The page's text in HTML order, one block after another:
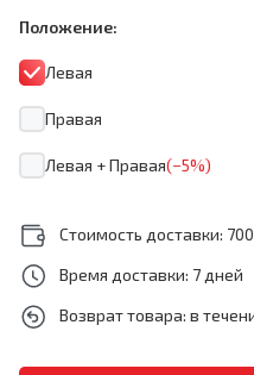
Положение:
Левая
Правая
Левая + Правая(−5%)
Стоимость доставки:
Время доставки: 7 дней
Возврат товара: в